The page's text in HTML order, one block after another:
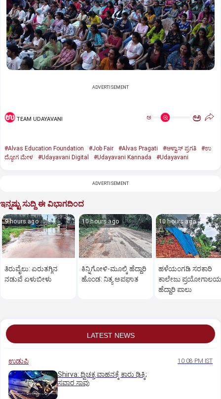
ADVERTISEMENT
TEAM UDAYAVANI ಅ ಅ
#Alvas Education Foundation #Job Fair #Alvas Pragati #ಆಳ್ವಾಸ್‌ ಪ್ರಗತಿ
#ಉ
ದ್ಯೋಗ ಮೇಳ
#Udayavani Digital #Udayavani Kannada #Udayavani
ADVERTISEMENT
ಇನ್ನಷ್ಟು ಸುದ್ದಿ ಈ ವಿಭಾಗದಿಂದ
9 hours ago
ತಿರುವೈಲು: ಏರುತಗ್ಗಿನ
ನಡುವೆ ಏಳುಬೀಳು
10 hours ago
ಕಿನ್ನಿಗೋಳಿ-ಮೂಲ್ಕಿ ಹೆದ್ದಾರಿ
ಹೊಂಡ: ನಿತ್ಯ ಅಪಘಾತ
10 hours ago
ಹಳೆಯಂಗಡಿ ಸರಕಾರಿ
ಕಾಲೇಜು ಪ್ರಯೋಗಾಲಯ
ಹೆದ್ದಾರಿ ಪಾಲು
LATEST NEWS
ಉಡುಪಿ 10:08 PM IST
Shirva: ದ್ವಿಚಕ್ರ ವಾಹನಕ್ಕೆ ಕಾರು ಢಿಕ್ಕಿ;
ಸವಾರ ಸಾವು